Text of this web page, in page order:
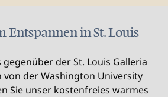
Entspannen in St. Louis
der St. Louis Galleria
von der Washington University
Sie unser kostenfreies warmes